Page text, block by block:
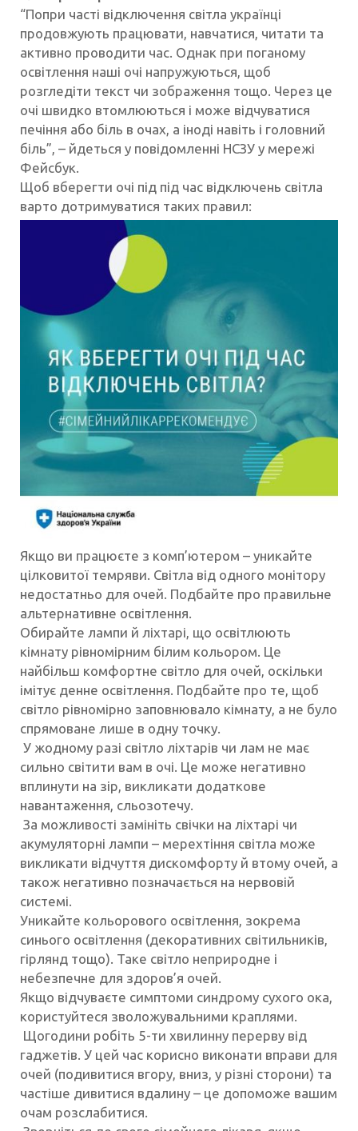
“Попри часті відключення світла українці
продовжують працювати, навчатися, читати та
активно проводити час. Однак при поганому
освітлення наші очі напружуються, щоб
розгледіти текст чи зображення тощо. Через це
очі швидко втомлюються і може відчуватися
печіння або біль в очах, а іноді навіть і головний
біль”, – йдеться у повідомленні НСЗУ у мережі
Фейсбук.
Щоб вберегти очі під під час відключень світла
варто дотримуватися таких правил:
Якщо ви працюєте з комп’ютером – уникайте
цілковитої темряви. Світла від одного монітору
недостатньо для очей. Подбайте про правильне
альтернативне освітлення.
Обирайте лампи й ліхтарі, що освітлюють
кімнату рівномірним білим кольором. Це
найбільш комфортне світло для очей, оскільки
імітує денне освітлення. Подбайте про те, щоб
світло рівномірно заповнювало кімнату, а не було
спрямоване лише в одну точку.
У жодному разі світло ліхтарів чи лам не має
сильно світити вам в очі. Це може негативно
вплинути на зір, викликати додаткове
навантаження, сльозотечу.
За можливості замініть свічки на ліхтарі чи
акумуляторні лампи – мерехтіння світла може
викликати відчуття дискомфорту й втому очей, а
також негативно позначається на нервовій
системі.
Уникайте кольорового освітлення, зокрема
синього освітлення (декоративних світильників,
гірлянд тощо). Таке світло неприродне і
небезпечне для здоров’я очей.
Якщо відчуваєте симптоми синдрому сухого ока,
користуйтеся зволожувальними краплями.
Щогодини робіть 5-ти хвилинну перерву від
гаджетів. У цей час корисно виконати вправи для
очей (подивитися вгору, вниз, у різні сторони) та
частіше дивитися вдалину – це допоможе вашим
очам розслабитися.